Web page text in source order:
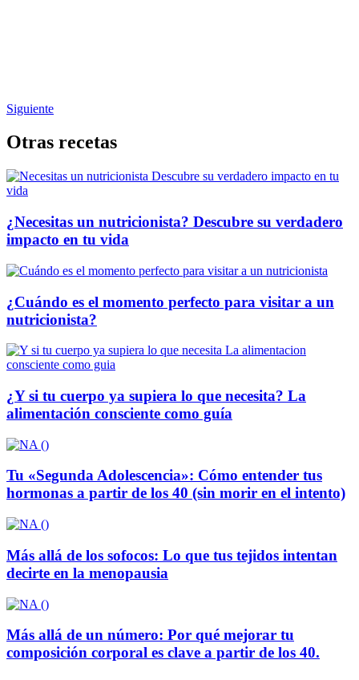
Siguiente
Otras recetas
¿Necesitas un nutricionista? Descubre su verdadero
impacto en tu vida
¿Cuándo es el momento perfecto para visitar a un
nutricionista?
¿Y si tu cuerpo ya supiera lo que necesita? La
alimentación consciente como guía
Tu «Segunda Adolescencia»: Cómo entender tus
hormonas a partir de los 40 (sin morir en el intento)
Más allá de los sofocos: Lo que tus tejidos intentan
decirte en la menopausia
Más allá de un número: Por qué mejorar tu
composición corporal es clave a partir de los 40.